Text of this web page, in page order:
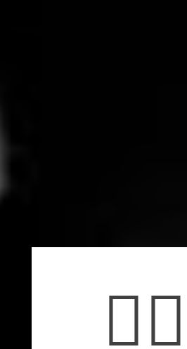
🤦‍♀️